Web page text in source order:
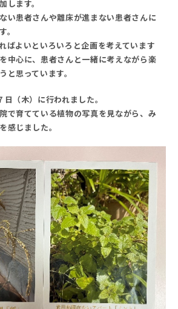
します。
い患者さんや離床が進まない患者さんに
。
ばよいといろいろと企画を考えています
中心に、患者さんと一緒に考えながら楽
と思っています。
（木）に行われました。
で育てている植物の写真を見ながら、み
感じました。